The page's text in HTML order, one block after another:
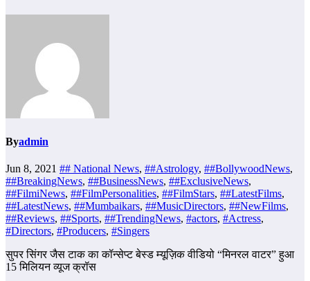
Byadmin
Jun 8, 2021 ## National News, ##Astrology, ##BollywoodNews,
##BreakingNews, ##BusinessNews, ##ExclusiveNews,
##FilmiNews, ##FilmPersonalities, ##FilmStars, ##LatestFilms,
##LatestNews, ##Mumbaikars, ##MusicDirectors, ##NewFilms,
##Reviews, ##Sports, ##TrendingNews, #actors, #Actress,
#Directors, #Producers, #Singers
सुपर सिंगर जैस टाक का कॉन्सेप्ट बेस्ड म्यूज़िक वीडियो “मिनरल वाटर” हुआ
15 मिलियन व्यूज क्रॉस